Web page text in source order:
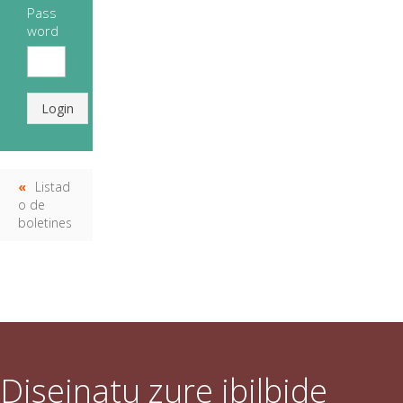
Pass
word
Login
Listad
o de
boletines
Diseinatu zure ibilbide